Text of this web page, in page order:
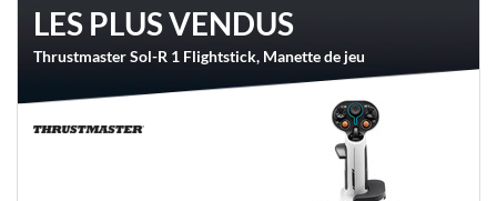
LES PLUS VENDUS
Thrustmaster Sol-R 1 Flightstick, Manette de jeu